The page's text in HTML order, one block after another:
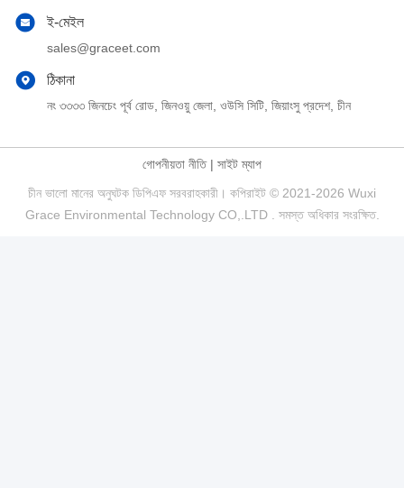
ই-মেইল
sales@graceet.com
ঠিকানা
নং ৩৩৩৩ জিনচেং পূর্ব রোড, জিনওয়ু জেলা, ওউসি সিটি, জিয়াংসু প্রদেশ, চীন
গোপনীয়তা নীতি| সাইট ম্যাপ
চীন ভালো মানের অনুঘটক ডিপিএফ সরবরাহকারী। কপিরাইট © 2021-2026 Wuxi
Grace Environmental Technology CO,.LTD . সমস্ত অধিকার সংরক্ষিত.